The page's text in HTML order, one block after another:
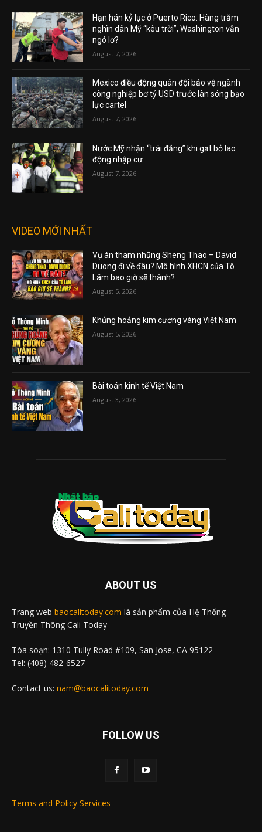
Hạn hán kỷ lục ở Puerto Rico: Hàng trăm
nghìn dân Mỹ “kêu trời”, Washington vẫn
ngó lơ?
August 7, 2026
Mexico điều động quân đội bảo vệ ngành
công nghiệp bơ tỷ USD trước làn sóng bạo
lực cartel
August 7, 2026
Nước Mỹ nhận “trái đắng” khi gạt bỏ lao
động nhập cư
August 7, 2026
VIDEO MỚI NHẤT
Vụ án tham nhũng Sheng Thao – David
Duong đi về đâu? Mô hình XHCN của Tô
Lâm bao giờ sẽ thành?
August 5, 2026
Khủng hoảng kim cương vàng Việt Nam
August 5, 2026
Bài toán kinh tế Việt Nam
August 3, 2026
ABOUT US
Trang web baocalitoday.com là sản phẩm của Hệ Thống
Truyền Thông Cali Today
Tòa soạn: 1310 Tully Road #109, San Jose, CA 95122
Tel: (408) 482-6527
Contact us: nam@baocalitoday.com
FOLLOW US
Terms and Policy Services